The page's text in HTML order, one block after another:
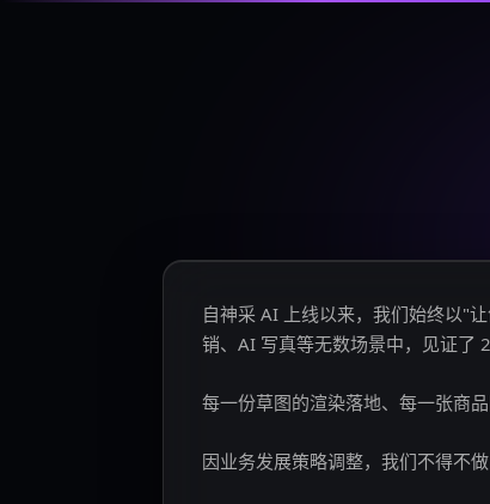
自神采 AI 上线以来，我们始终以"
销、AI 写真等无数场景中，见证了
每一份草图的渲染落地、每一张商
因业务发展策略调整，我们不得不做